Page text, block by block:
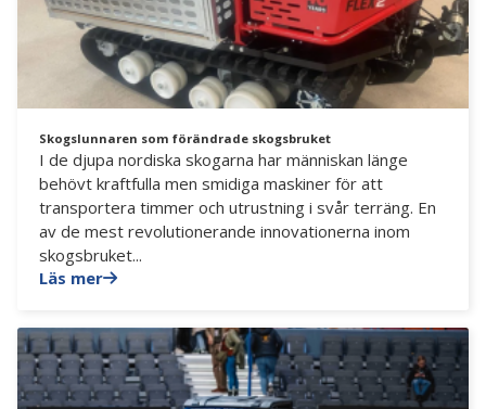
Skogslunnaren som förändrade skogsbruket
I de djupa nordiska skogarna har människan länge
behövt kraftfulla men smidiga maskiner för att
transportera timmer och utrustning i svår terräng. En
av de mest revolutionerande innovationerna inom
skogsbruket...
Läs mer